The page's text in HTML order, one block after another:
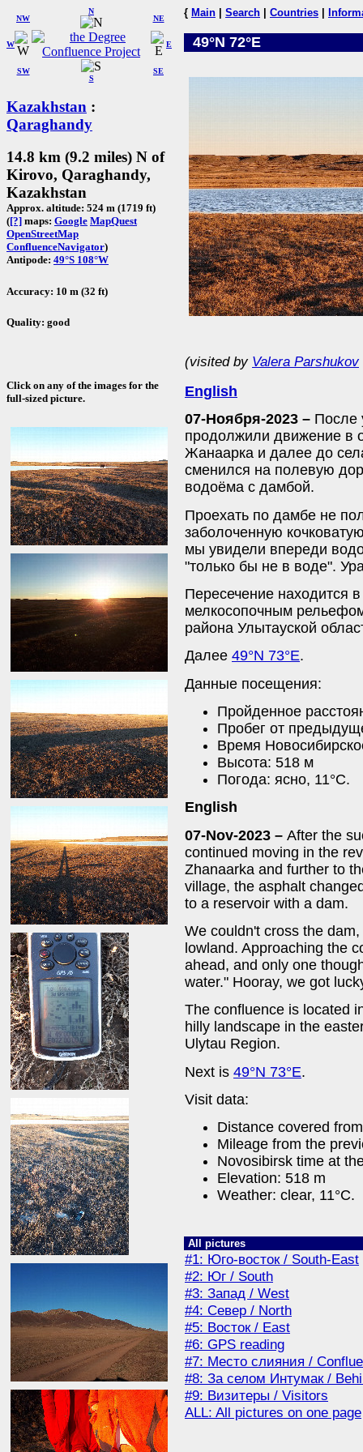
W
NW
N
NE
SW
S
SE
E
Kazakhstan :
Qaraghandy
14.8 km (9.2 miles) N of
Kirovo, Qaraghandy,
Kazakhstan
Approx. altitude: 524 m (1719 ft)
([?] maps: Google MapQuest
OpenStreetMap
ConfluenceNavigator)
Antipode: 49°S 108°W
Accuracy: 10 m (32 ft)
Quality: good
Click on any of the images for the
full-sized picture.
{ Main Search Countries
49°N 72°E
(visited by Valera Parshukov
English
07-Ноября-2023 – После
продолжили движение в
Жанаарка и далее до
сменился на полевую
водоёма с дамбой.
Проехать по дамбе не
заболоченную
мы увидели впереди
"только бы не в воде".
Пересечение находится
мелкосопочным
района Улытауской
Далее 49°N 73°E.
Данные посещения:
Пройденное
Пробег от
Время
Высота: 518 м
Погода: ясно, 11°C.
English
07-Nov-2023 – After the
continued moving in the
Zhanaarka and further to
village, the asphalt
to a reservoir with a dam.
We couldn't cross the
lowland. Approaching the
ahead, and only one
water." Hooray, we got
The confluence is located
hilly landscape in the
Ulytau Region.
Next is 49°N 73°E.
Visit data:
Distance covered
Mileage from the
Novosibirsk time at
Elevation: 518 m
Weather: clear, 11°C.
All pictures
#1: Юго-восток / South-East
#2: Юг / South
#3: Запад / West
#4: Север / North
#5: Восток / East
#6: GPS reading
#7: Место слияния /
#8: За селом Интумак /
#9: Визитеры / Visitors
ALL: All pictures on one page